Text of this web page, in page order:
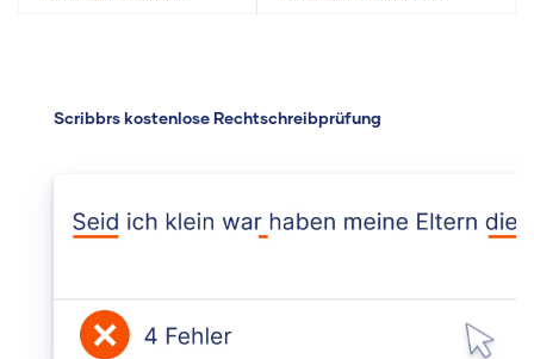
Scribbrs kostenlose Rechtschreibprüfung